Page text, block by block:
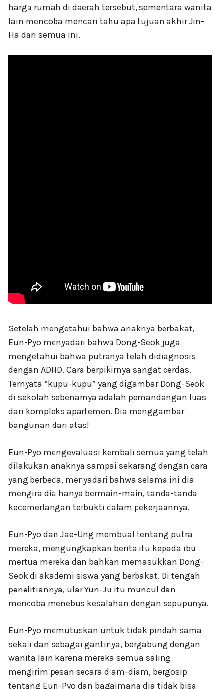
harga rumah di daerah tersebut, sementara wanita
lain mencoba mencari tahu apa tujuan akhir Jin-
Ha dari semua ini.
Setelah mengetahui bahwa anaknya berbakat,
Eun-Pyo menyadari bahwa Dong-Seok juga
mengetahui bahwa putranya telah didiagnosis
dengan ADHD. Cara berpikirnya sangat cerdas.
Ternyata “kupu-kupu” yang digambar Dong-Seok
di sekolah sebenarnya adalah pemandangan luas
dari kompleks apartemen. Dia menggambar
bangunan dari atas!
Eun-Pyo mengevaluasi kembali semua yang telah
dilakukan anaknya sampai sekarang dengan cara
yang berbeda, menyadari bahwa selama ini dia
mengira dia hanya bermain-main, tanda-tanda
kecemerlangan terbukti dalam pekerjaannya.
Eun-Pyo dan Jae-Ung membual tentang putra
mereka, mengungkapkan berita itu kepada ibu
mertua mereka dan bahkan memasukkan Dong-
Seok di akademi siswa yang berbakat. Di tengah
penelitiannya, ular Yun-Ju itu muncul dan
mencoba menebus kesalahan dengan sepupunya.
Eun-Pyo memutuskan untuk tidak pindah sama
sekali dan sebagai gantinya, bergabung dengan
wanita lain karena mereka semua saling
mengirim pesan secara diam-diam, bergosip
tentang Eun-Pyo dan bagaimana dia tidak bisa